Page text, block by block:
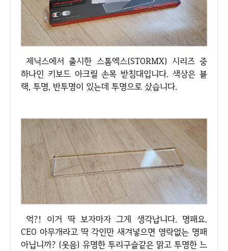
제닉스에서 출시한 스톰엑스(STORMX) 시리즈 중
하나인 키보드 아크릴 손목 받침대입니다. 색상은 블
랙, 투명, 반투명이 있는데 투명으로 샀습니다.
억?! 이거 딱 보자마자 그게 생각납니다. 명패요.
CEO 아무개라고 딱 각인만 새겨넣으면 영락없는 명패
아닙니까? (웃음) 유명한 투리구슬같은 맑고 투명한 느